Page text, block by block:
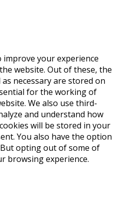
improve your experience
website. Out of these, the
necessary are stored on
for the working of
We also use third-
and understand how
will be stored in your
You also have the option
opting out of some of
browsing experience.